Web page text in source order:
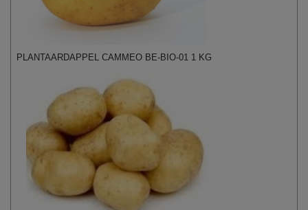
PLANTAARDAPPEL CAMMEO BE-BIO-01 1 KG